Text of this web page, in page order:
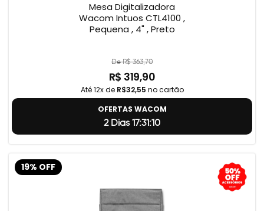
Mesa Digitalizadora
Wacom Intuos CTL4100 ,
Pequena , 4" , Preto
De R$ 363,70
R$ 319,90
Até 12x de R$32,55 no cartão
OFERTAS WACOM
2 Dias 17:31:9
19% OFF